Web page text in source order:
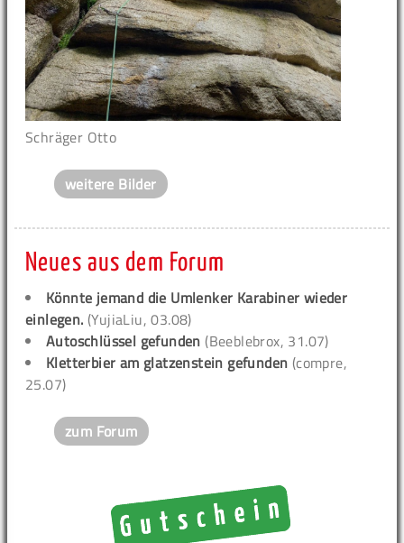
Schräger Otto
weitere Bilder
Neues aus dem Forum
Könnte jemand die Umlenker Karabiner wieder
einlegen. (YujiaLiu, 03.08)
Autoschlüssel gefunden (Beeblebrox, 31.07)
Kletterbier am glatzenstein gefunden (compre,
25.07)
zum Forum